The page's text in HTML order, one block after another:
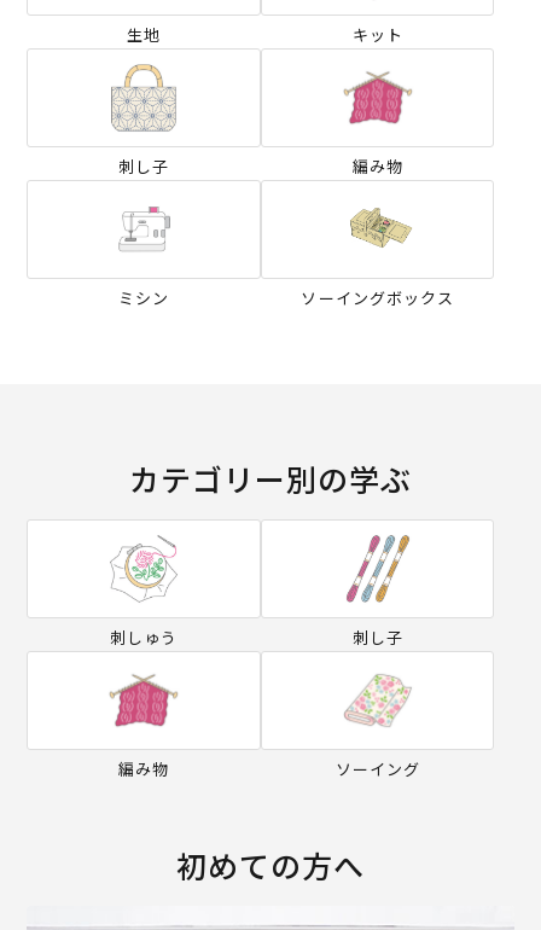
生地 キット
刺し子 編み物
ミシン ソーイングボックス
カテゴリー別の学ぶ
刺しゅう 刺し子
編み物 ソーイング
初めての方へ